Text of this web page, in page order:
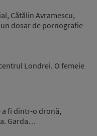
Cătălin Avramescu,
dosar de pornografie
Londrei. O femeie
a fi dintr-o dronă,
Garda…